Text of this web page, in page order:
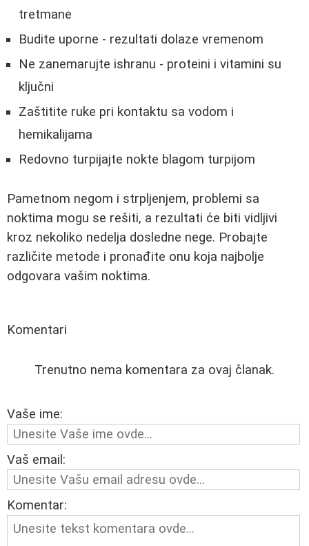
tretmane
Budite uporne - rezultati dolaze vremenom
Ne zanemarujte ishranu - proteini i vitamini su
ključni
Zaštitite ruke pri kontaktu sa vodom i
hemikalijama
Redovno turpijajte nokte blagom turpijom
Pametnom negom i strpljenjem, problemi sa
noktima mogu se rešiti, a rezultati će biti vidljivi
kroz nekoliko nedelja dosledne nege. Probajte
različite metode i pronađite onu koja najbolje
odgovara vašim noktima.
Komentari
Trenutno nema komentara za ovaj članak.
Vaše ime:
Vaš email:
Komentar: